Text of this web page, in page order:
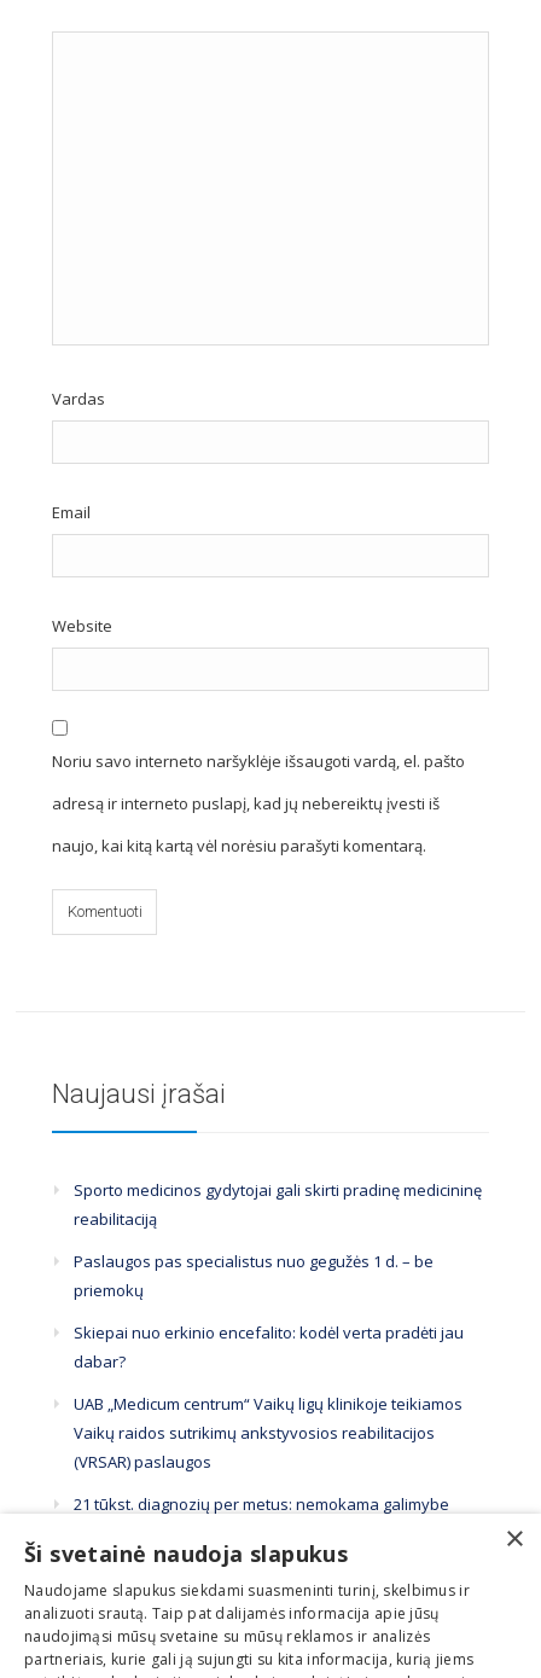
Vardas
Email
Website
Noriu savo interneto naršyklėje išsaugoti vardą, el. pašto
adresą ir interneto puslapį, kad jų nebereiktų įvesti iš
naujo, kai kitą kartą vėl norėsiu parašyti komentarą.
Naujausi įrašai
Sporto medicinos gydytojai gali skirti pradinę medicininę
reabilitaciją
Paslaugos pas specialistus nuo gegužės 1 d. – be
priemokų
Skiepai nuo erkinio encefalito: kodėl verta pradėti jau
dabar?
UAB „Medicum centrum“ Vaikų ligų klinikoje teikiamos
Vaikų raidos sutrikimų ankstyvosios reabilitacijos
(VRSAR) paslaugos
21 tūkst. diagnozių per metus: nemokama galimybe
×
Ši svetainė naudoja slapukus
Naudojame slapukus siekdami suasmeninti turinį, skelbimus ir
analizuoti srautą. Taip pat dalijamės informacija apie jūsų
naudojimąsi mūsų svetaine su mūsų reklamos ir analizės
partneriais, kurie gali ją sujungti su kita informacija, kurią jiems